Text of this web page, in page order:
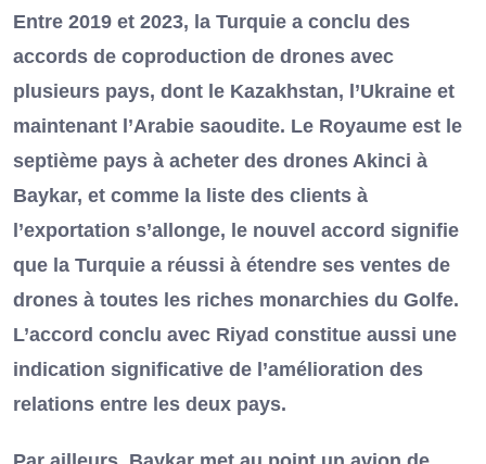
Entre 2019 et 2023, la Turquie a conclu des
accords de coproduction de drones avec
plusieurs pays, dont le Kazakhstan, l’Ukraine et
maintenant l’Arabie saoudite. Le Royaume est le
septième pays à acheter des drones Akinci à
Baykar, et comme la liste des clients à
l’exportation s’allonge, le nouvel accord signifie
que la Turquie a réussi à étendre ses ventes de
drones à toutes les riches monarchies du Golfe.
L’accord conclu avec Riyad constitue aussi une
indication significative de l’amélioration des
relations entre les deux pays.